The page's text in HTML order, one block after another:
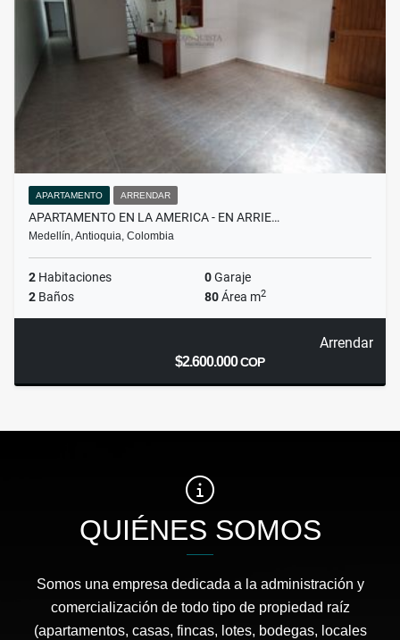
APARTAMENTO ARRENDAR
APARTAMENTO EN LA AMERICA - EN ARRIE…
Medellín, Antioquia, Colombia
2 Habitaciones 0Garaje
2 Baños 80Área m2
Arrendar
$2.600.000COP
QUIÉNES SOMOS
Somos una empresa dedicada a la administración y
comercialización de todo tipo de propiedad raíz
(apartamentos, casas, fincas, lotes, bodegas, locales